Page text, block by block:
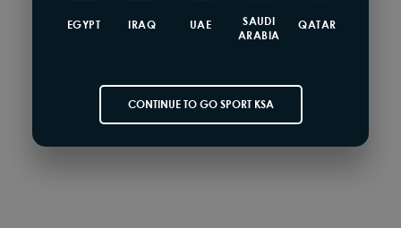
QATAR
SAUDI
ARABIA
UAE
IRAQ
EGYPT
CONTINUE TO GO SPORT KSA